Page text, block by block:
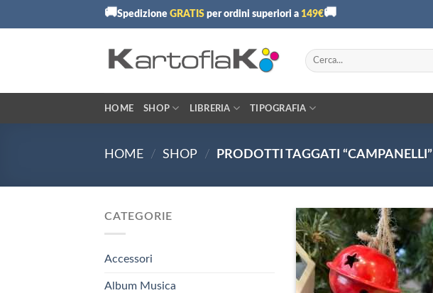
🚚Spedizione GRATIS per ordini superiori a 149€🚚
Cerca:
HOME SHOP LIBRERIA TIPOGRAFIA
HOME / SHOP / PRODOTTI TAGGATI “CAMPANELLI”
CATEGORIE
Accessori
Album Musica